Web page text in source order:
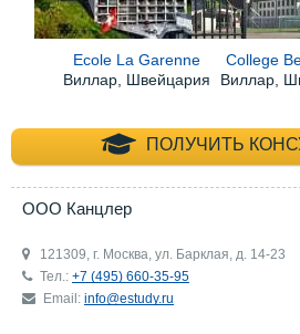
Ecole La Garenne
Виллар, Швейцария
College
Виллар,
ПОЛУЧИТЬ +7
ООО Канцлер
121309, г. Москва, ул. Барклая, д. 14-23
Тел.: +7 (495) 660-35-95
Email: info@estudy.ru